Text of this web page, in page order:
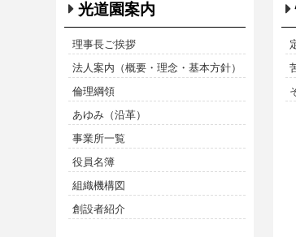
光道園案内
理事長ご挨拶
法人案内（概要・理念・基本方針）
倫理綱領
あゆみ（沿革）
事業所一覧
役員名簿
組織機構図
創設者紹介